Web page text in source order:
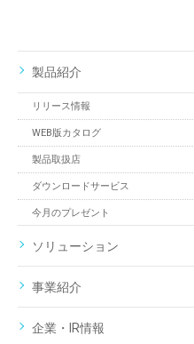
製品紹介
リリース情報
WEB版カタログ
製品取扱店
ダウンロードサービス
今月のプレゼント
ソリューション
事業紹介
企業・IR情報